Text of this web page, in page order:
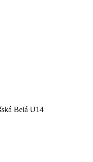
Belá U14